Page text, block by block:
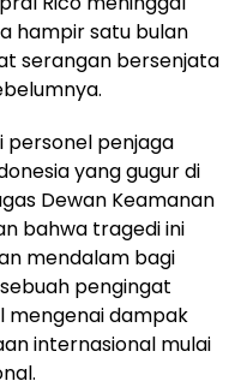
hampir satu bulan
serangan bersenjata
personel penjaga
yang gugur di
Dewan Keamanan
bahwa tragedi ini
mendalam bagi
pengingat
mengenai dampak
internasional mulai